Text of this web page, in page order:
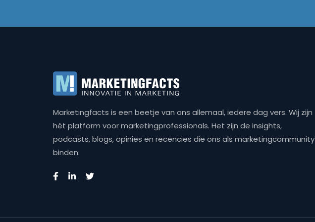
Marketingfacts is een beetje van ons allemaal, iedere dag vers. Wij zijn
hét platform voor marketingprofessionals. Het zijn de insights,
podcasts, blogs, opinies en recencies die ons als marketingcommunity
binden.